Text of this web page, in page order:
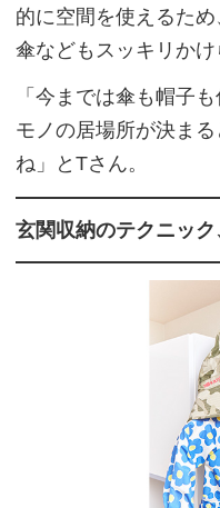
的に空間を使えるた
傘などもスッキリかけ
「今までは傘も帽子
モノの居場所が決ま
ね」とTさん。
玄関収納のテクニッ